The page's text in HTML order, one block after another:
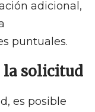
adicional,
puntuales.
la solicitud
es posible